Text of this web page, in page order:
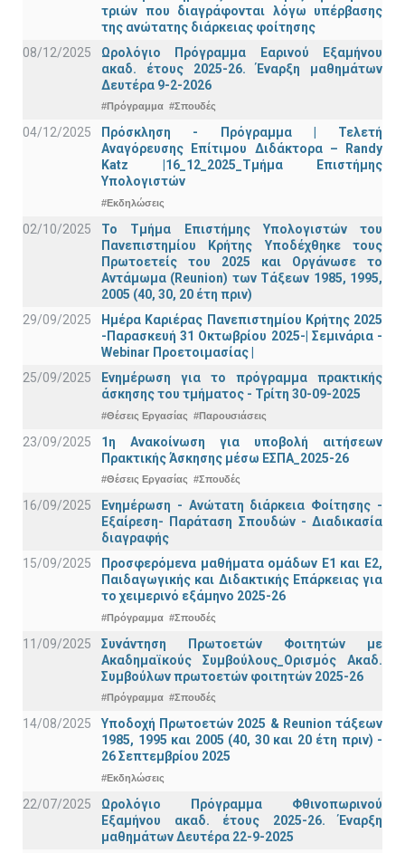
τριών που διαγράφονται λόγω υπέρβασης
της ανώτατης διάρκειας φοίτησης
08/12/2025
Ωρολόγιο Πρόγραμμα Εαρινού Εξαμήνου
ακαδ. έτους 2025-26. Έναρξη μαθημάτων
Δευτέρα 9-2-2026
#Πρόγραμμα #Σπουδές
04/12/2025
Πρόσκληση - Πρόγραμμα | Τελετή
Αναγόρευσης Επίτιμου Διδάκτορα – Randy
Katz |16_12_2025_Τμήμα Επιστήμης
Υπολογιστών
#Εκδηλώσεις
02/10/2025
Το Τμήμα Επιστήμης Υπολογιστών του
Πανεπιστημίου Κρήτης Υποδέχθηκε τους
Πρωτοετείς του 2025 και Οργάνωσε το
Αντάμωμα (Reunion) των Τάξεων 1985, 1995,
2005 (40, 30, 20 έτη πριν)
29/09/2025
Ημέρα Καριέρας Πανεπιστημίου Κρήτης 2025
-Παρασκευή 31 Οκτωβρίου 2025-| Σεμινάρια -
Webinar Προετοιμασίας |
25/09/2025
Ενημέρωση για το πρόγραμμα πρακτικής
άσκησης του τμήματος - Τρίτη 30-09-2025
#Θέσεις Εργασίας #Παρουσιάσεις
23/09/2025
1η Ανακοίνωση για υποβολή αιτήσεων
Πρακτικής Άσκησης μέσω ΕΣΠΑ_2025-26
#Θέσεις Εργασίας #Σπουδές
16/09/2025
Ενημέρωση - Ανώτατη διάρκεια Φοίτησης -
Εξαίρεση- Παράταση Σπουδών - Διαδικασία
διαγραφής
15/09/2025
Προσφερόμενα μαθήματα ομάδων Ε1 και Ε2,
Παιδαγωγικής και Διδακτικής Επάρκειας για
το χειμερινό εξάμηνο 2025-26
#Πρόγραμμα #Σπουδές
11/09/2025
Συνάντηση Πρωτοετών Φοιτητών με
Ακαδημαϊκούς Συμβούλους_Ορισμός Ακαδ.
Συμβούλων πρωτοετών φοιτητών 2025-26
#Πρόγραμμα #Σπουδές
14/08/2025
Υποδοχή Πρωτοετών 2025 & Reunion τάξεων
1985, 1995 και 2005 (40, 30 και 20 έτη πριν) -
26 Σεπτεμβρίου 2025
#Εκδηλώσεις
22/07/2025
Ωρολόγιο Πρόγραμμα Φθινοπωρινού
Εξαμήνου ακαδ. έτους 2025-26. Έναρξη
μαθημάτων Δευτέρα 22-9-2025